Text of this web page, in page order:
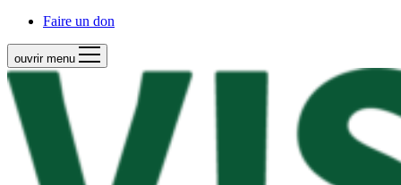
Faire un don
ouvrir menu